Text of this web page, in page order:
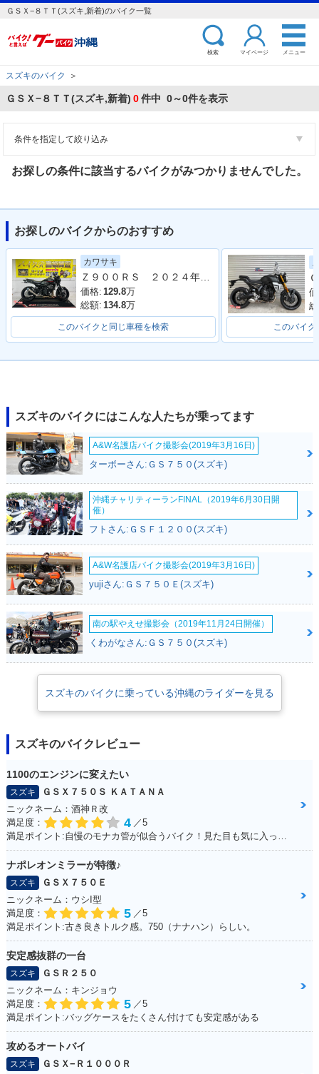
ＧＳＸ−８ＴＴ(スズキ,新着)のバイク一覧
検索 マイページ メニュー
スズキのバイク ＞
ＧＳＸ−８ＴＴ(スズキ,新着) 0件中 0～0件を表示
条件を指定して絞り込み
お探しの条件に該当するバイクがみつかりませんでした。
お探しのバイクからのおすすめ
カワサキ
Ｚ９００ＲＳ ２０２４年モデル 社外フルエキマフラー フェンダーレス ラジエーターカバー タンデムバー シート カスタム多数
価格: 129.8万
総額: 134.8万
このバイクと同じ車種を検索 このバイク
スズキのバイクにはこんな人たちが乗ってます
A&W名護店バイク撮影会(2019年3月16日)
ターボーさん:ＧＳ７５０(スズキ)
沖縄チャリティーランFINAL（2019年6月30日開
催）
フトさん:ＧＳＦ１２００(スズキ)
A&W名護店バイク撮影会(2019年3月16日)
yujiさん:ＧＳ７５０Ｅ(スズキ)
南の駅やえせ撮影会（2019年11月24日開催）
くわがなさん:ＧＳ７５０(スズキ)
スズキのバイクに乗っている沖縄のライダーを見る
スズキのバイクレビュー
1100のエンジンに変えたい
スズキ
ＧＳＸ７５０Ｓ ＫＡＴＡＮＡ
ニックネーム：酒神Ｒ改
満足度：
4 ／5
ナポレオンミラーが特徴♪
スズキ
ＧＳＸ７５０Ｅ
ニックネーム：ウシI型
満足度：
5 ／5
満足ポイント:古き良きトルク感。750（ナナハン）らしい。
安定感抜群の一台
スズキ
ＧＳＲ２５０
ニックネーム：キンジョウ
満足度：
5 ／5
満足ポイント:バッグケースをたくさん付けても安定感がある
攻めるオートバイ
スズキ
ＧＳＸ−Ｒ１０００Ｒ